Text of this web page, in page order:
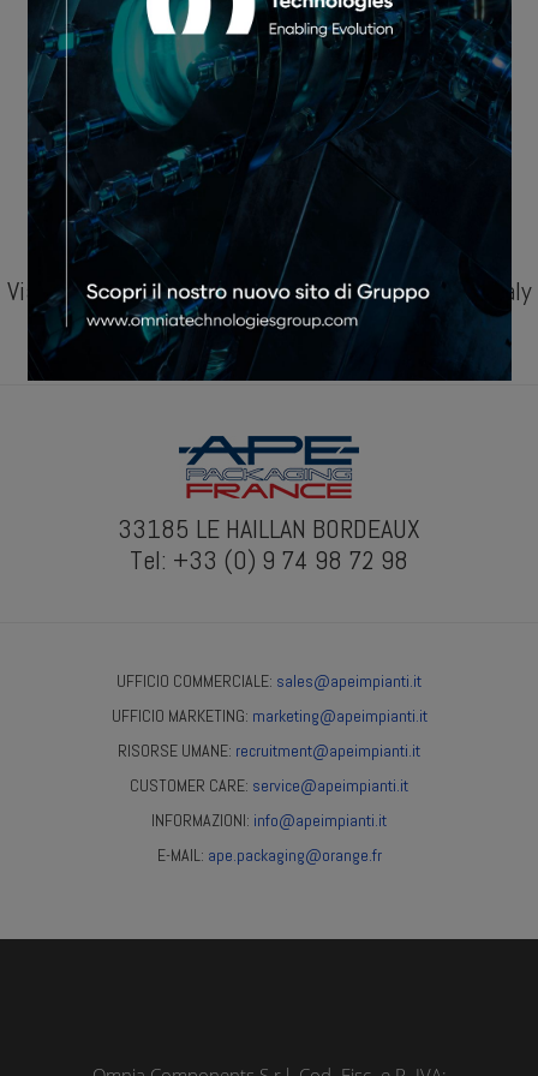
Via Ponte Perez, 23/D - 37059 Zevio, VERONA - Italy
Tel. +390457851549 - Fax +390457851552
33185 LE HAILLAN BORDEAUX
Tel: +33 (0) 9 74 98 72 98
UFFICIO COMMERCIALE: sales@apeimpianti.it
UFFICIO MARKETING: marketing@apeimpianti.it
RISORSE UMANE: recruitment@apeimpianti.it
CUSTOMER CARE: service@apeimpianti.it
INFORMAZIONI: info@apeimpianti.it
E-MAIL: ape.packaging@orange.fr